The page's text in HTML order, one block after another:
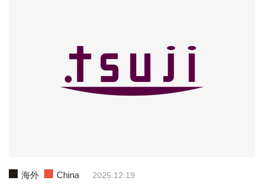
海外 China 2025.12.19